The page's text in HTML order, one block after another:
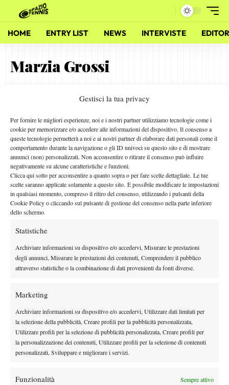
Gestisci la tua privacy
Per fornire le migliori esperienze, noi e i nostri partner utilizziamo tecnologie come i
cookie per memorizzare e/o accedere alle informazioni del dispositivo. Il consenso a
queste tecnologie permetterà a noi e ai nostri partner di elaborare dati personali come il
comportamento durante la navigazione o gli ID univoci su questo sito e di mostrare
annunci (non) personalizzati. Non acconsentire o ritirare il consenso può influire
negativamente su alcune caratteristiche e funzioni.
Clicca qui sotto per acconsentire a quanto sopra o per fare scelte dettagliate. Le tue
scelte saranno applicate solamente a questo sito. È possibile modificare le impostazioni
in qualsiasi momento, compreso il ritiro del consenso, utilizzando i pulsanti della
Cookie Policy o cliccando sul pulsante di gestione del consenso nella parte inferiore
dello schermo.
Statistiche
Archiviare informazioni su dispositivo e/o accedervi, Misurare le prestazioni
degli annunci, Misurare le prestazioni dei contenuti, Comprendere il pubblico
attraverso statistiche o la combinazione di dati provenienti da fonti diverse.
Marketing
Archiviare informazioni su dispositivo e/o accedervi, Utilizzare dati limitati per
la selezione della pubblicità, Creare profili per la pubblicità personalizzata,
Utilizzare profili per la selezione di pubblicità personalizzata, Creare profili per
la personalizzazione dei contenuti, Utilizzare profili per la selezione di contenuti
personalizzati, Sviluppare e migliorare i servizi.
Funzionalità Sempre attivo
HOME ENTRY LIST NEWS INTERVISTE
Marzia Grossi
Marzia Grossi: “Mi è mancato un incontro”
24 Ottobre 2011
Gianfilippo Maiga
Facebook
Instagram